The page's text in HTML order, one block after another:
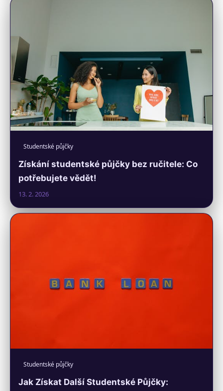
Studentské půjčky
Získání studentské půjčky bez ručitele: Co
potřebujete vědět!
13. 2. 2026
Studentské půjčky
Jak Získat Další Studentské Půjčky: